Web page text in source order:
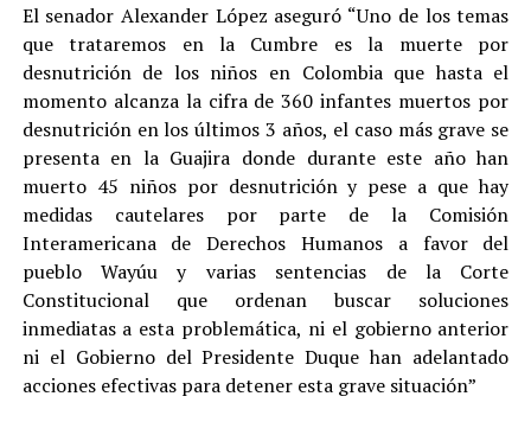
El senador Alexander López aseguró “Uno de los temas
que trataremos en la Cumbre es la muerte por
desnutrición de los niños en Colombia que hasta el
momento alcanza la cifra de 360 infantes muertos por
desnutrición en los últimos 3 años, el caso más grave se
presenta en la Guajira donde durante este año han
muerto 45 niños por desnutrición y pese a que hay
medidas cautelares por parte de la Comisión
Interamericana de Derechos Humanos a favor del
pueblo Wayúu y varias sentencias de la Corte
Constitucional que ordenan buscar soluciones
inmediatas a esta problemática, ni el gobierno anterior
ni el Gobierno del Presidente Duque han adelantado
acciones efectivas para detener esta grave situación”